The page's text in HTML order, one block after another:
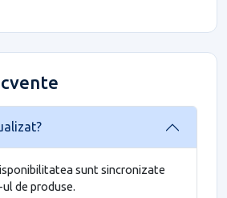
sunt sincronizate
de produse.